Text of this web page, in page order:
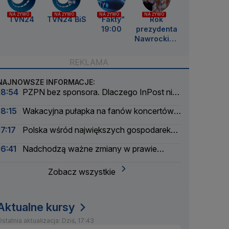
NA ŻYWO
TVN24
NA ŻYWO
TVN24 BiS
NA ŻYWO
"Fakty"
19:00
NA ŻYWO
Rok
prezydenta
Nawrockieg
INFORMACJE:
PZPN bez sponsora. Dlaczego InPost nie
Wakacyjna pułapka na fanów koncertów.
Polska wśród największych gospodarek
Nadchodzą ważne zmiany w prawie
Zobacz wszystkie
kursy
aktualizacja: Dziś, 17:43